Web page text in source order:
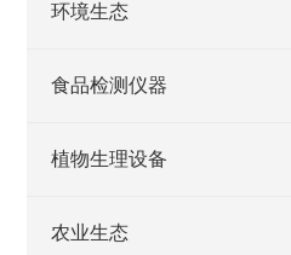
环境生态
食品检测仪器
植物生理设备
农业生态